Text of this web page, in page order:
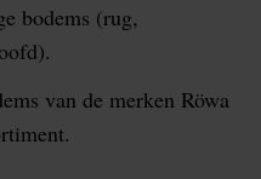
bodems (rug,
van de merken Röwa